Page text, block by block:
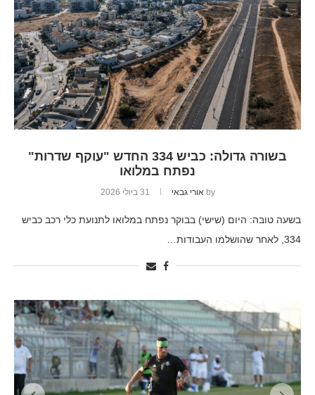
בשורה גדולה: כביש 334 החדש "עוקף שדרות"
נפתח במלואו
by אורי גבאי 31 ביולי 2026
בשעה טובה: היום (שישי) בבוקר נפתח במלואו לתנועת כלי רכב כביש
334, לאחר שהושלמו העבודות…